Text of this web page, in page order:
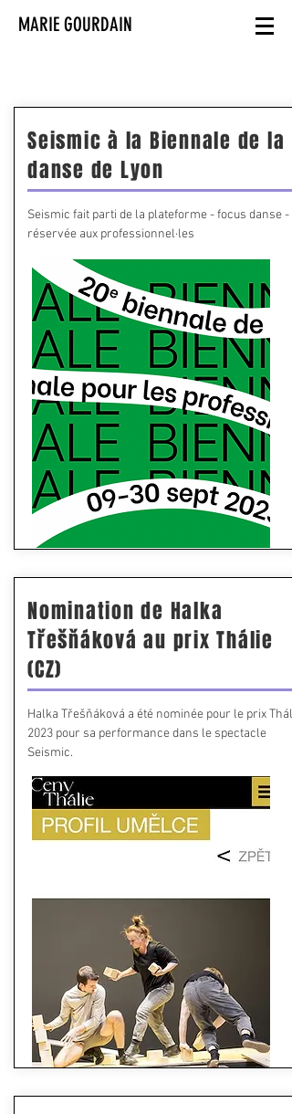
MARIE GOURDAIN
Seismic à la Biennale de la
danse de Lyon
Seismic fait parti de la plateforme - focus danse -
réservée aux professionnel·les
Nomination de Halka
Třešňáková au prix Thálie
(CZ)
Halka Třešňáková a été nominée pour le prix
2023 pour sa performance dans le spectacle
Seismic.